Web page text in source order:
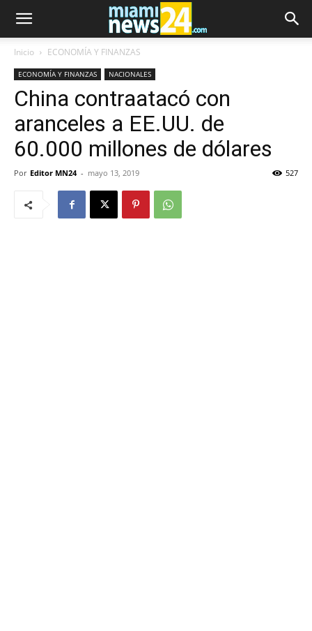
Inicio ECONOMÍA Y FINANZAS
ECONOMÍA Y FINANZAS NACIONALES
China contraatacó con
aranceles a EE.UU. de
60.000 millones de dólares
Por Editor MN24 - mayo 13, 2019 527